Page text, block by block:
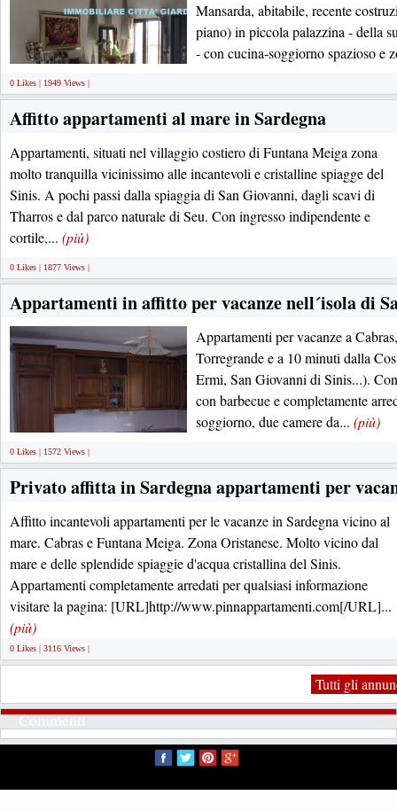
Mansarda, abitabile, recente
piano) in piccola palazzina - della
- con cucina-soggiorno spazioso e
0 Likes | 1949 Views |
Affitto appartamenti al mare in Sardegna
Appartamenti, situati nel villaggio costiero di Funtana Meiga zona
molto tranquilla vicinissimo alle incantevoli e cristalline spiagge del
Sinis. A pochi passi dalla spiaggia di San Giovanni, dagli scavi di
Tharros e dal parco naturale di Seu. Con ingresso indipendente e
cortile,... (più)
0 Likes | 1877 Views |
Appartamenti in affitto per vacanze nell´isola di
Appartamenti per vacanze a
Torregrande e a 10 minuti dalla
Ermi, San Giovanni di Sinis...).
con barbecue e completamente
soggiorno, due camere da... (più)
0 Likes | 1572 Views |
Privato affitta in Sardegna appartamenti per
Affitto incantevoli appartamenti per le vacanze in Sardegna vicino al
mare. Cabras e Funtana Meiga. Zona Oristanese. Molto vicino dal
mare e delle splendide spiaggie d'acqua cristallina del Sinis.
Appartamenti completamente arredati per qualsiasi informazione
visitare la pagina: [URL]http://www.pinnappartamenti.com[/URL]...
(più)
0 Likes | 3116 Views |
Tutti gli
Commenti